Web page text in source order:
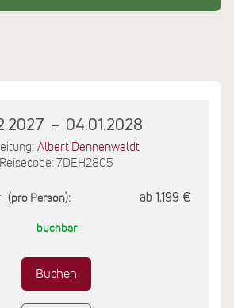
mit viel Geduld und Liebe von der
zubereitet und ergeben sich auch
Produkten aus dem eigenen
zu sparen versucht das Schloss
verzichten sowie auf erneuerbare
– 04.01.2028
Albert Dennenwaldt
Reisecode: 7DEH2805
(pro Person): ab 1.199 €
buchbar
Buchen